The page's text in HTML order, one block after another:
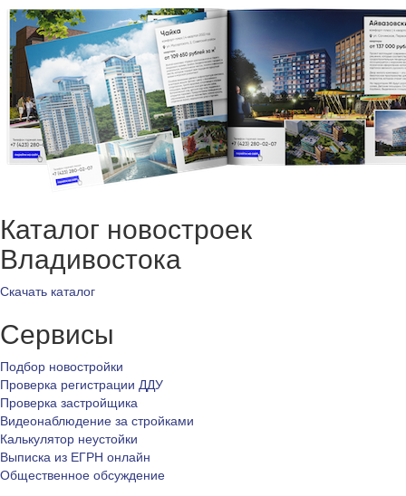
Каталог новостроек
Владивостока
Скачать каталог
Сервисы
Подбор новостройки
Проверка регистрации ДДУ
Проверка застройщика
Видеонаблюдение за стройками
Калькулятор неустойки
Выписка из ЕГРН онлайн
Общественное обсуждение